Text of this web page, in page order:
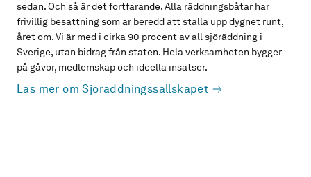
sedan. Och så är det fortfarande. Alla räddningsbåtar har
frivillig besättning som är beredd att ställa upp dygnet runt,
året om. Vi är med i cirka 90 procent av all sjöräddning i
Sverige, utan bidrag från staten. Hela verksamheten bygger
på gåvor, medlemskap och ideella insatser.
Läs mer om Sjöräddningssällskapet